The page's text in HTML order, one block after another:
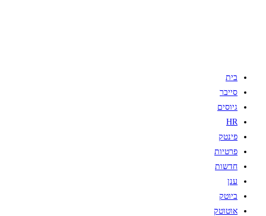
בית
סייבר
גיוסים
HR
פינטק
פרטיות
חדשות
ענן
ביוטק
אוטוטק